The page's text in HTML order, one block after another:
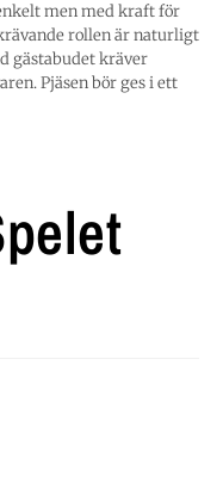
men med kraft för
rollen är naturligt
gästabudet kräver
Pjäsen bör ges i ett